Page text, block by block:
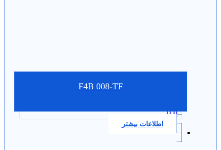
F4B 008-TF
0.0
اطلاعات بیشتر